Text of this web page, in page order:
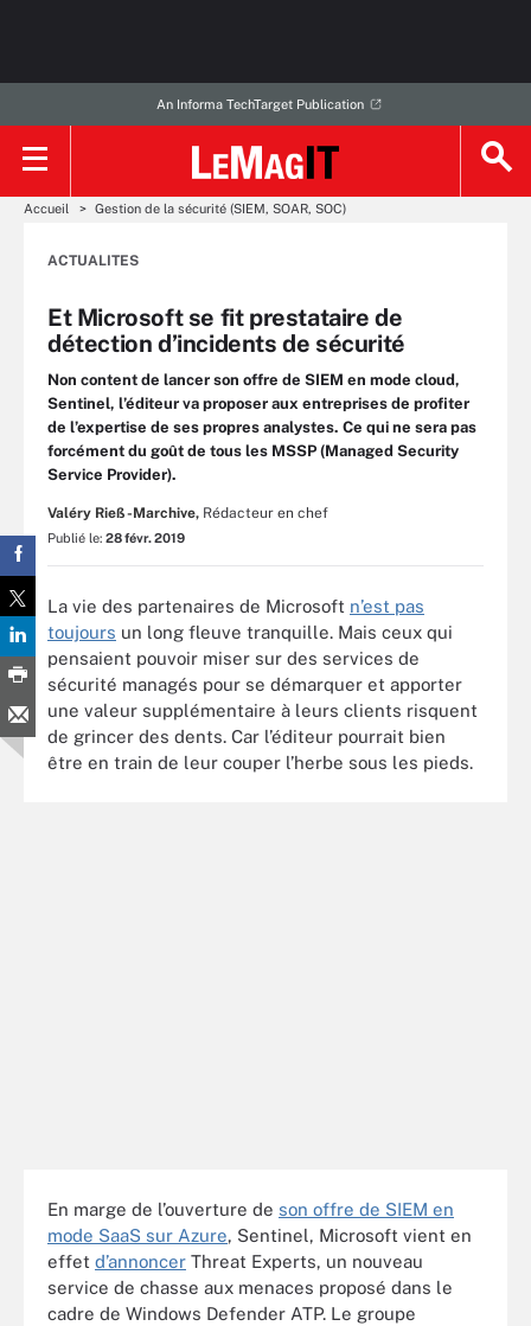
An Informa TechTarget Publication
Accueil Gestion de la sécurité (SIEM, SOAR, SOC)
ACTUALITES
Et Microsoft se fit prestataire de
détection d’incidents de sécurité
Non content de lancer son offre de SIEM en mode cloud,
Sentinel, l’éditeur va proposer aux entreprises de profiter
de l’expertise de ses propres analystes. Ce qui ne sera pas
forcément du goût de tous les MSSP (Managed Security
Service Provider).
Valéry Rieß-Marchive, Rédacteur en chef
Publié le: 28 févr. 2019
La vie des partenaires de Microsoft n’est pas
toujours un long fleuve tranquille. Mais ceux qui
pensaient pouvoir miser sur des services de
sécurité managés pour se démarquer et apporter
une valeur supplémentaire à leurs clients risquent
de grincer des dents. Car l’éditeur pourrait bien
être en train de leur couper l’herbe sous les pieds.
En marge de l’ouverture de son offre de SIEM en
mode SaaS sur Azure, Sentinel, Microsoft vient en
effet d’annoncer Threat Experts, un nouveau
service de chasse aux menaces proposé dans le
cadre de Windows Defender ATP. Le groupe